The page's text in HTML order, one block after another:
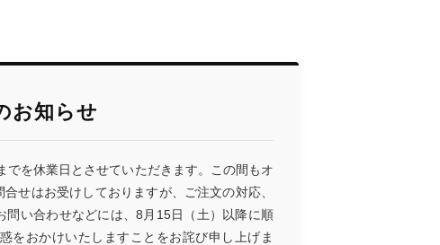
お知らせ
を休業日とさせていただきます。この間もオ
せはお受けしておりますが、ご注文の対応、
い合わせなどには、8月15日（土）以降に順
をおかけいたしますことをお詫び申し上げま